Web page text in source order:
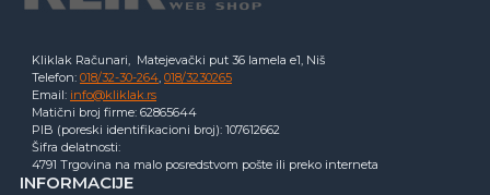
Kliklak Računari, Matejevački put 36 lamela e1, Niš
Telefon: 018/32-30-264, 018/3230265
Email: info@kliklak.rs
Matični broj firme: 62865644
PIB (poreski identifikacioni broj): 107612662
Šifra delatnosti:
4791 Trgovina na malo posredstvom pošte ili preko interneta
INFORMACIJE